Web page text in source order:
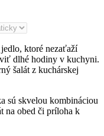
ktoré nezaťaží
dlhé hodiny v kuchyni.
šalát z kuchárskej
sú skvelou kombináciou
na obed či príloha k